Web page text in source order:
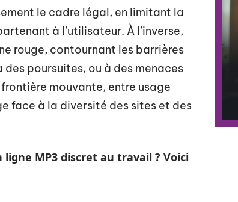
le cadre légal, en limitant la
à l’utilisateur. À l’inverse,
rouge, contournant les barrières
poursuites, ou à des menaces
mouvante, entre usage
face à la diversité des sites et des
MP3 discret au travail ? Voici